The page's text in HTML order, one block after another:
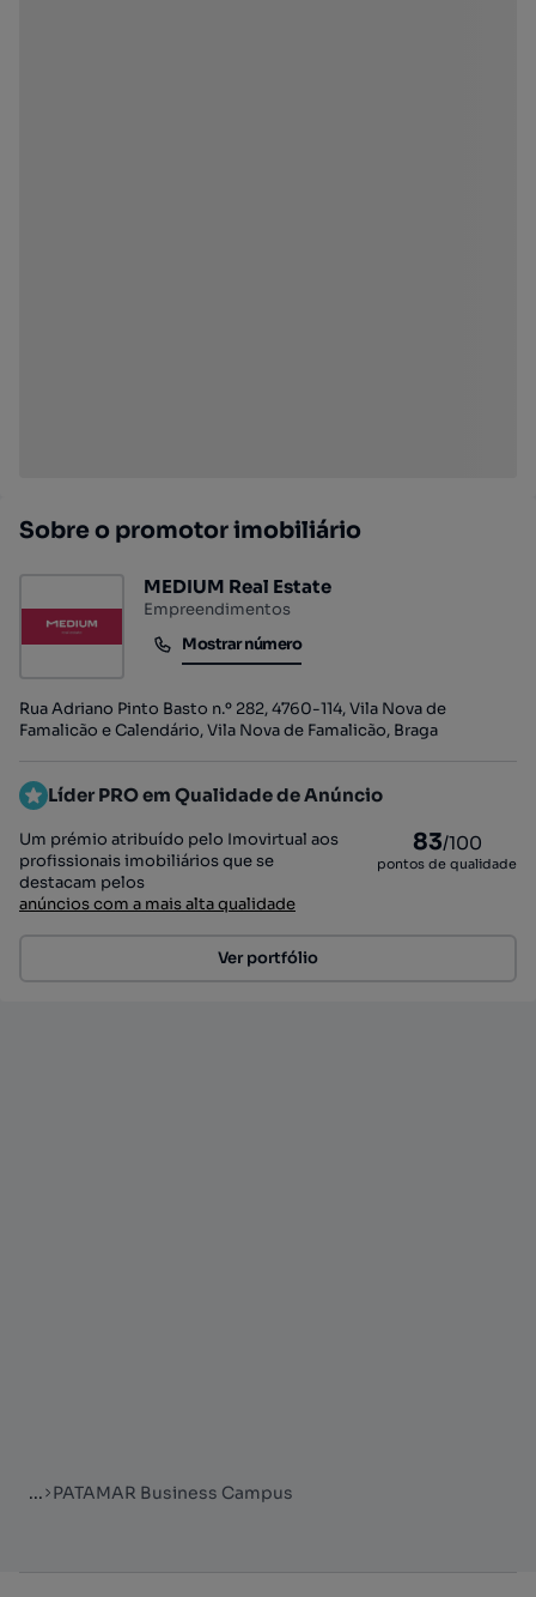
Sobre o promotor imobiliário
MEDIUM Real Estate
Empreendimentos
Mostrar número
Mostrar número
Rua Adriano Pinto Basto n.º 282, 4760-114, Vila Nova de
Famalicão e Calendário, Vila Nova de Famalicão, Braga
Líder PRO em Qualidade de Anúncio
Um prémio atribuído pelo Imovirtual aos
profissionais imobiliários que se
destacam pelos
anúncios com a mais alta qualidade
83/100
pontos de qualidade
Ver portfólio
... PATAMAR Business Campus